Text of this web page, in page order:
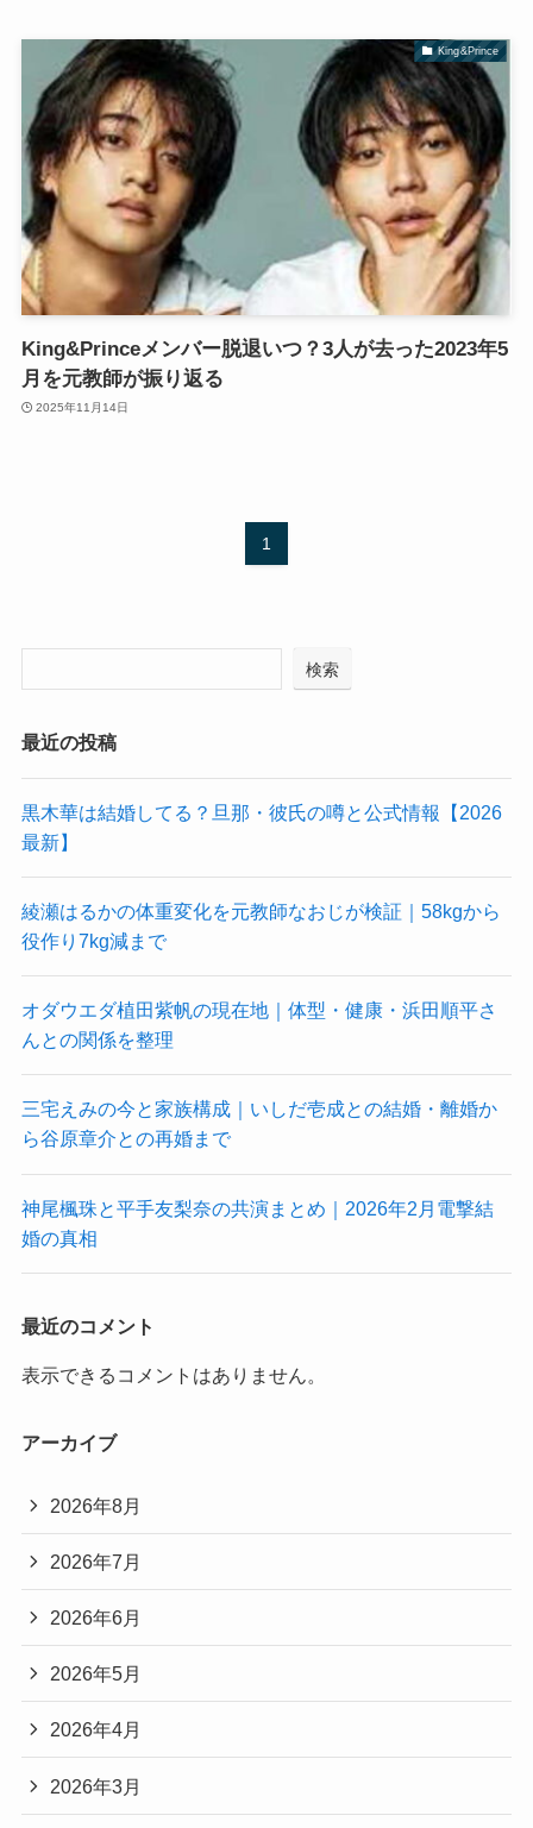
King&Prince
King&Princeメンバー脱退いつ？3人が去った2023年5
月を元教師が振り返る
2025年11月14日
1
検索
最近の投稿
黒木華は結婚してる？旦那・彼氏の噂と公式情報【2026
最新】
綾瀬はるかの体重変化を元教師なおじが検証｜58kgから
役作り7kg減まで
オダウエダ植田紫帆の現在地｜体型・健康・浜田順平さ
んとの関係を整理
三宅えみの今と家族構成｜いしだ壱成との結婚・離婚か
ら谷原章介との再婚まで
神尾楓珠と平手友梨奈の共演まとめ｜2026年2月電撃結
婚の真相
最近のコメント
表示できるコメントはありません。
アーカイブ
2026年8月
2026年7月
2026年6月
2026年5月
2026年4月
2026年3月